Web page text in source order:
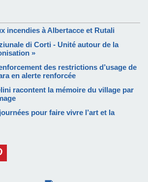
incendies à Albertacce et Rutali
di Corti - Unité autour de la
»
des restrictions d’usage de
en alerte renforcée
racontent la mémoire du village par
pour faire vivre l’art et la